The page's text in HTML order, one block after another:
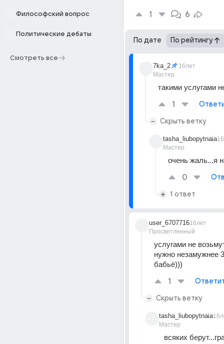
Философский вопрос
Политические дебаты
Смотреть все
1 6
По дате По рейтингу
7ka_2
Мастер
16лет
такими услугами
1
Скрыть ветку
tasha_liubopytnaia
Мастер
очень жаль...я
0
1 ответ
user_6707716
Просветленный
16лет
услугами не
нужно незамужнее
бабьё)))
1
Скрыть ветку
tasha_liubopytnaia
Мастер
всяких